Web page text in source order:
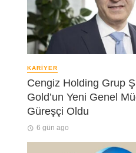
KARIYER
Cengiz Holding Grup
Gold’un Yeni Genel
Güreşçi Oldu
6 gün ago